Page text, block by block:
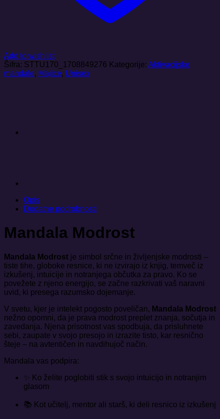
Add to wishlist
Šifra: STTU170_1708849276 Kategorije: Aktivacijske
mandale, Majice, Unisex
Opis
Dodatne podrobnosti
Mandala Modrost
Mandala Modrost je simbol srčne in življenjske modrosti –
tiste tihe, globoke resnice, ki ne izvirajo iz knjig, temveč iz
izkušenj, intuicije in notranjega občutka za pravo. Ko se
povežete z njeno energijo, se začne razkrivati vaš naravni
uvid, ki presega razumsko dojemanje.
V svetu, kjer je intelekt pogosto poveličan, Mandala Modrost
nežno opomni, da je prava modrost preplet znanja, sočutja in
zavedanja. Njena prisotnost vas spodbuja, da prisluhnete
sebi, zaupate v svojo presojo in izrazite tisto, kar resnično
šteje – na avtentičen in navdihujoč način.
Mandala vas podpira:
✨ Ko želite poglobiti stik s svojo intuicijo in notranjim
glasom
📚 Kot učitelj, mentor ali starš, ki deli resnico iz izkušenj